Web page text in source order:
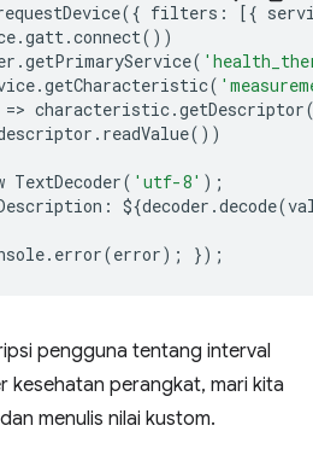
({ filters : [{
.gatt.connect())
.getPrimaryService(
.getCharacteristic(
=> characteristic.getDescriptor
. readValue())
TextDecoder( 'utf-8' );
: ${decoder .decode(
. error(error); });
pengguna tentang interval
kesehatan perangkat, mari kita
menulis nilai kustom.